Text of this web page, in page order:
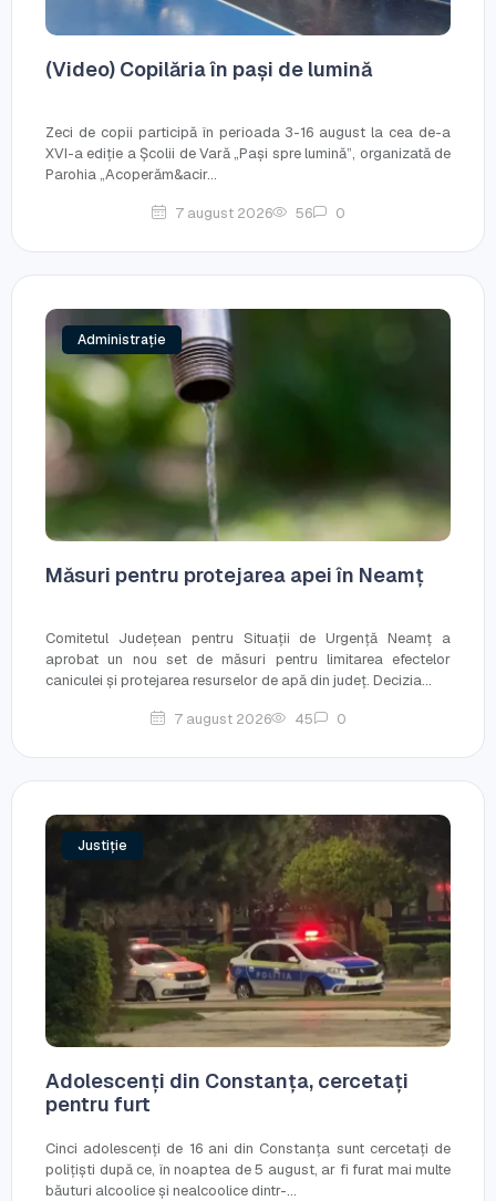
(Video) Copilăria în pași de lumină
Zeci de copii participă în perioada 3-16 august la cea de-a
XVI-a ediție a Școlii de Vară „Pași spre lumină”, organizată de
Parohia „Acoperăm&acir...
7 august 2026 56 0
Administrație
Măsuri pentru protejarea apei în Neamț
Comitetul Județean pentru Situații de Urgență Neamț a
aprobat un nou set de măsuri pentru limitarea efectelor
caniculei și protejarea resurselor de apă din județ. Decizia...
7 august 2026 45 0
Justiție
Adolescenți din Constanța, cercetați
pentru furt
Cinci adolescenți de 16 ani din Constanța sunt cercetați de
polițiști după ce, în noaptea de 5 august, ar fi furat mai multe
băuturi alcoolice și nealcoolice dintr-...